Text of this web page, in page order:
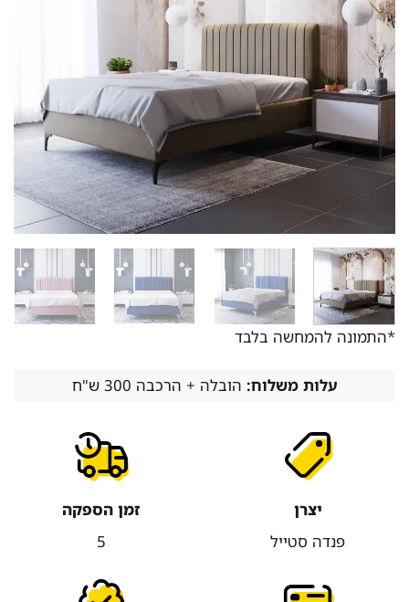
*התמונה להמחשה בלבד
עלות משלוח:הובלה + הרכבה 300 ש"ח
יצרן
פנדה סטייל
זמן הספקה